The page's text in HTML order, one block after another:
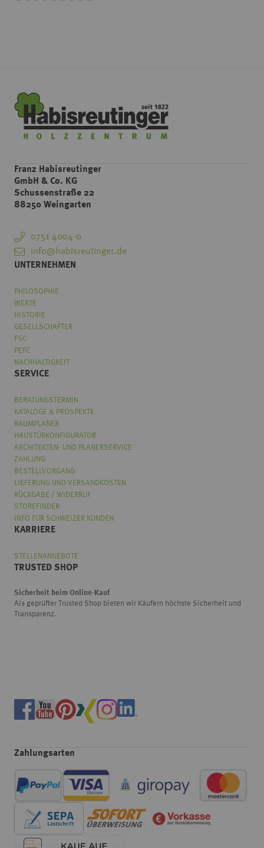
Franz Habisreutinger
GmbH & Co. KG
Schussenstraße 22
88250 Weingarten
0751 4004-0
info@habisreutinger.de
UNTERNEHMEN
PHILOSOPHIE
WERTE
HISTORIE
GESELLSCHAFTER
FSC
PEFC
NACHHALTIGKEIT
SERVICE
BERATUNGSTERMIN
KATALOGE & PROSPEKTE
RAUMPLANER
HAUSTÜRKONFIGURATOR
ARCHITEKTEN- UND PLANERSERVICE
ZAHLUNG
BESTELLVORGANG
LIEFERUNG UND VERSANDKOSTEN
RÜCKGABE / WIDERRUF
STOREFINDER
INFO FÜR SCHWEIZER KUNDEN
KARRIERE
STELLENANGEBOTE
TRUSTED SHOP
Sicherheit beim Online-Kauf
Als geprüfter Trusted Shop bieten wir Käufern höchste Sicherheit und
Transparenz.
Zahlungsarten